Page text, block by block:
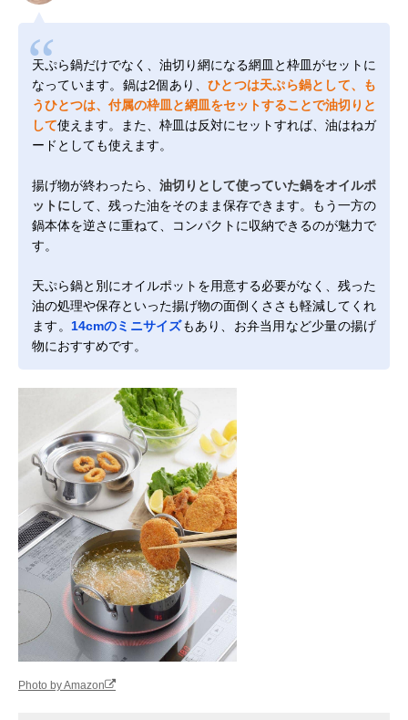
天ぷら鍋だけでなく、油切り網になる網皿と枠皿がセットに
なっています。鍋は2個あり、ひとつは天ぷら鍋として、も
うひとつは、付属の枠皿と網皿をセットすることで油切りと
して使えます。また、枠皿は反対にセットすれば、油はねガ
ードとしても使えます。
揚げ物が終わったら、 油切りとして使っていた鍋をオイルポ
ットに して、残った油をそのまま保存できます。もう一方の
鍋本体を逆さに重ねて、コンパクトに収納できるのが魅力で
す。
天ぷら鍋と別にオイルポットを用意する必要がなく、残った
油の処理や保存といった揚げ物の面倒くささも軽減してくれ
ます。 14cmのミニサイズもあり、お弁当用など少量の揚げ
物におすすめです。
Photo by Amazon